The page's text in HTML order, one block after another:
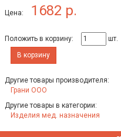
Цена: 1682 р.
Положить в корзину:
шт.
В корзину
Другие товары производителя:
Грани ООО
Другие товары в категории:
Изделия мед. назначения